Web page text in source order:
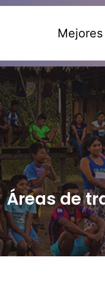
Áreas de